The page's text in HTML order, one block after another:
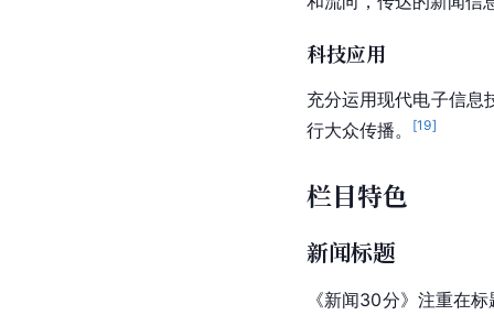
科技应用
充分运用现代电子信息
行大众传播。
[19]
栏目特色
新闻标题
《新闻30分》注重在